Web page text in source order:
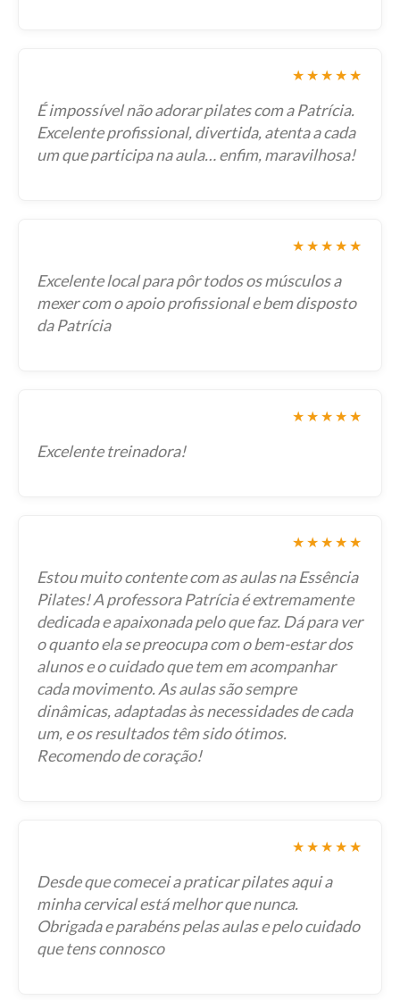
★★★★★
É impossível não adorar pilates com a Patrícia.
Excelente profissional, divertida, atenta a cada
um que participa na aula… enfim, maravilhosa!
★★★★★
Excelente local para pôr todos os músculos a
mexer com o apoio profissional e bem disposto
da Patrícia
★★★★★
Excelente treinadora!
★★★★★
Estou muito contente com as aulas na Essência
Pilates! A professora Patrícia é extremamente
dedicada e apaixonada pelo que faz. Dá para ver
o quanto ela se preocupa com o bem-estar dos
alunos e o cuidado que tem em acompanhar
cada movimento. As aulas são sempre
dinâmicas, adaptadas às necessidades de cada
um, e os resultados têm sido ótimos.
Recomendo de coração!
★★★★★
Desde que comecei a praticar pilates aqui a
minha cervical está melhor que nunca.
Obrigada e parabéns pelas aulas e pelo cuidado
que tens connosco